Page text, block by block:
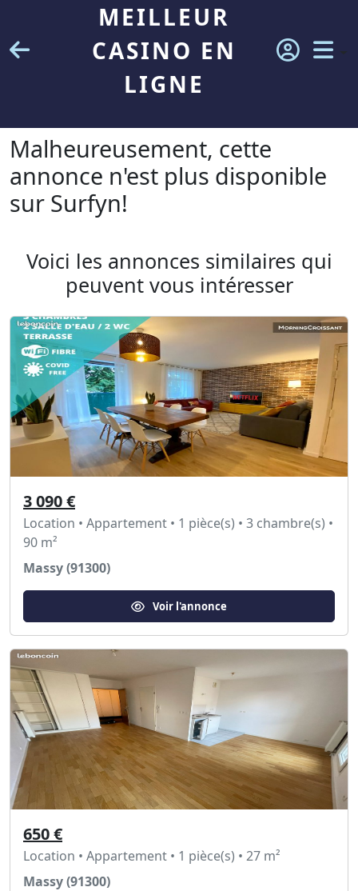
MEILLEUR
CASINO EN
LIGNE
Malheureusement, cette
annonce n'est plus disponible
sur Surfyn!
Voici les annonces similaires qui
peuvent vous intéresser
3 090 €
Location • Appartement • 1 pièce(s) • 3 chambre(s) •
90 m²
Massy (91300)
Voir l'annonce
650 €
Location • Appartement • 1 pièce(s) • 27 m²
Massy (91300)